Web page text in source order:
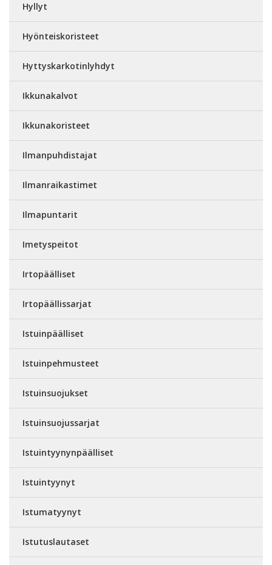
Hyllyt
Hyönteiskoristeet
Hyttyskarkotinlyhdyt
Ikkunakalvot
Ikkunakoristeet
Ilmanpuhdistajat
Ilmanraikastimet
Ilmapuntarit
Imetyspeitot
Irtopäälliset
Irtopäällissarjat
Istuinpäälliset
Istuinpehmusteet
Istuinsuojukset
Istuinsuojussarjat
Istuintyynynpäälliset
Istuintyynyt
Istumatyynyt
Istutuslautaset